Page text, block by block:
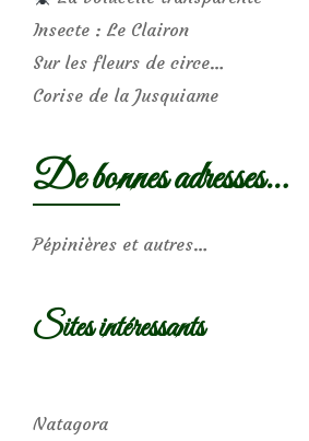
Insecte : Le Clairon
Sur les fleurs de circe…
Corise de la Jusquiame
De bonnes adresses…
Pépinières et autres…
Sites intéressants
Natagora